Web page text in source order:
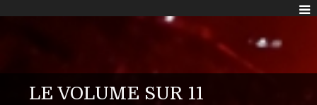
LE VOLUME SUR 11